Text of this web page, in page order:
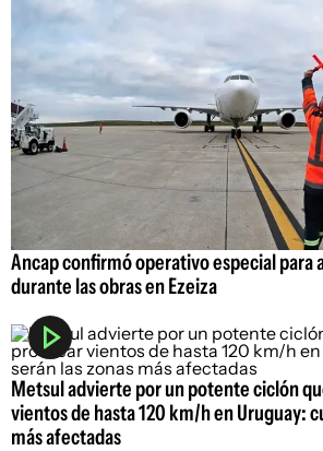
Ancap confirmó operativo especial para
durante las obras en Ezeiza
Metsul advierte por un potente ciclón
vientos de hasta 120 km/h en Uruguay:
más afectadas